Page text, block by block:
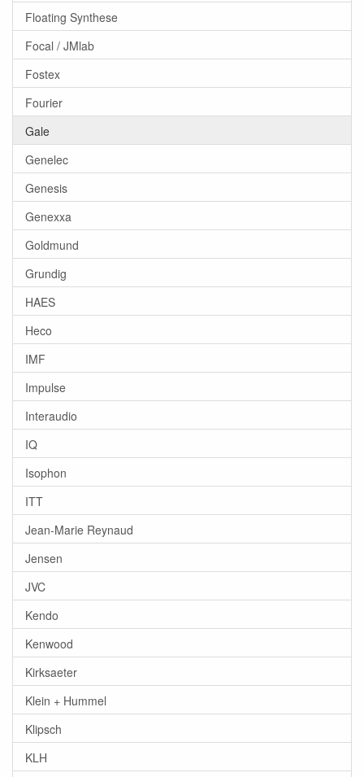
Floating Synthese
Focal / JMlab
Fostex
Fourier
Gale
Genelec
Genesis
Genexxa
Goldmund
Grundig
HAES
Heco
IMF
Impulse
Interaudio
IQ
Isophon
ITT
Jean-Marie Reynaud
Jensen
JVC
Kendo
Kenwood
Kirksaeter
Klein + Hummel
Klipsch
KLH